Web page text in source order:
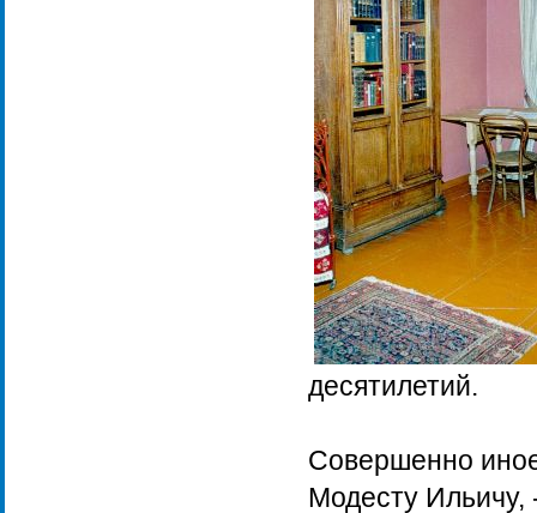
десятилетий.
Совершенно
Модесту Ильичу,